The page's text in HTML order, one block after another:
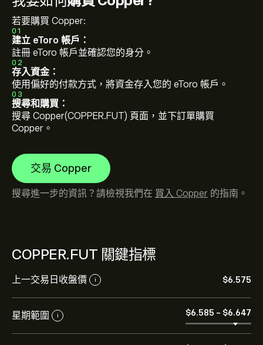
COPPER.FUT 關鍵指標
上一交易日收盤價 i ‎$‎6.575
星期範圍 i ‎$‎6.585 - ‎$‎6.647
若要購買 Copper:
01
建立 eToro 帳戶：
註冊 eToro 帳戶並確認您的身分。
02
存入資金：
使用偏好的付款方式，將資金存入您的 eToro 帳戶。
03
搜尋和購買：
搜尋 Copper(COPPER.FUT) 頁面，並下訂單購買
Copper。
交易 Copper
搜尋進一步的資訊？請檢視我們在 買入 Copper 的指南。
COPPER.FUT 的目前價格是 ‎$‎6.632 美元